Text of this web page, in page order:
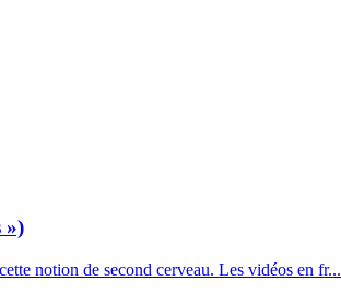
»)
notion de second cerveau. Les vidéos en fr...